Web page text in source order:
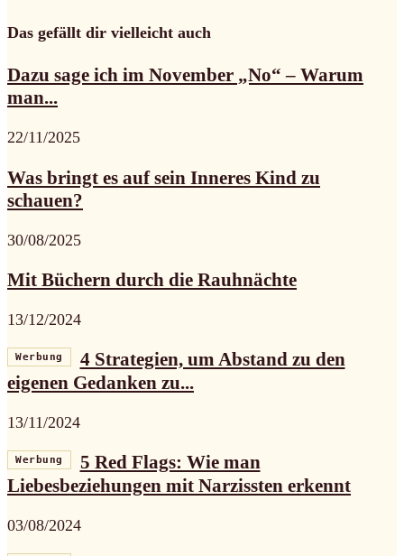
Das gefällt dir vielleicht auch
Dazu sage ich im November „No“ – Warum
man...
22/11/2025
Was bringt es auf sein Inneres Kind zu
schauen?
30/08/2025
Mit Büchern durch die Rauhnächte
13/12/2024
Werbung
4 Strategien, um Abstand zu den
eigenen Gedanken zu...
13/11/2024
Werbung
5 Red Flags: Wie man
Liebesbeziehungen mit Narzissten erkennt
03/08/2024